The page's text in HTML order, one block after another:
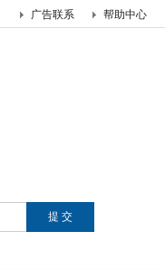
帮助中心
广告联系